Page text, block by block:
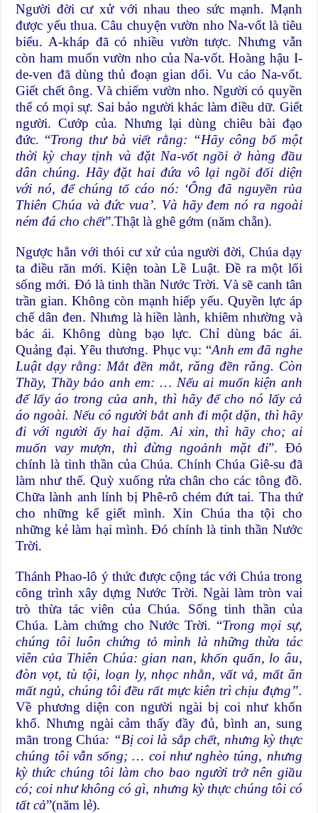
Người đời cư xử với nhau theo sức mạnh. Mạnh
được yếu thua. Câu chuyện vườn nho Na-vốt là tiêu
biểu. A-kháp đã có nhiều vườn tược. Nhưng vẫn
còn ham muốn vườn nho của Na-vốt. Hoàng hậu I-
de-ven đã dùng thủ đoạn gian dối. Vu cáo Na-vốt.
Giết chết ông. Và chiếm vườn nho. Người có quyền
thế có mọi sự. Sai bảo người khác làm điều dữ. Giết
người. Cướp của. Nhưng lại dùng chiêu bài đạo
đức. “Trong thư bà viết rằng: “Hãy công bố một
thời kỳ chay tịnh và đặt Na-vốt ngồi ở hàng đầu
dân chúng. Hãy đặt hai đứa vô lại ngồi đối diện
với nó, để chúng tố cáo nó: ‘Ông đã nguyền rủa
Thiên Chúa và đức vua’. Và hãy đem nó ra ngoài
ném đá cho chết”.Thật là ghê gớm (năm chẵn).
Ngược hẳn với thói cư xử của người đời, Chúa dạy
ta điều răn mới. Kiện toàn Lề Luật. Đề ra một lối
sống mới. Đó là tinh thần Nước Trời. Và sẽ canh tân
trần gian. Không còn mạnh hiếp yếu. Quyền lực áp
chế dân đen. Nhưng là hiền lành, khiêm nhường và
bác ái. Không dùng bạo lực. Chỉ dùng bác ái.
Quảng đại. Yêu thương. Phục vụ: “Anh em đã nghe
Luật dạy rằng: Mắt đền mắt, răng đền răng. Còn
Thầy, Thầy bảo anh em: … Nếu ai muốn kiện anh
để lấy áo trong của anh, thì hãy để cho nó lấy cả
áo ngoài. Nếu có người bắt anh đi một dặn, thì hãy
đi với người ấy hai dặm. Ai xin, thì hãy cho; ai
muốn vay mượn, thì đừng ngoảnh mặt đi”. Đó
chính là tinh thần của Chúa. Chính Chúa Giê-su đã
làm như thế. Quỳ xuống rửa chân cho các tông đồ.
Chữa lành anh lính bị Phê-rô chém đứt tai. Tha thứ
cho những kể giết mình. Xin Chúa tha tội cho
những kẻ làm hại mình. Đó chính là tinh thần Nước
Trời.
Thánh Phao-lô ý thức được cộng tác với Chúa trong
công trình xây dựng Nước Trời. Ngài làm tròn vai
trò thừa tác viên của Chúa. Sống tinh thần của
Chúa. Làm chứng cho Nước Trời. “Trong mọi sự,
chúng tôi luôn chứng tỏ mình là những thừa tác
viên của Thiên Chúa: gian nan, khốn quẩn, lo âu,
đòn vọt, tù tội, loạn ly, nhọc nhằn, vất vả, mất ăn
mất ngủ, chúng tôi đều rất mực kiên trì chịu đựng”.
Về phương diện con người ngài bị coi như khốn
khổ. Nhưng ngài cảm thấy đầy đủ, bình an, sung
mãn trong Chúa: “Bị coi là sắp chết, nhưng kỳ thực
chúng tôi vẫn sống; … coi như nghèo túng, nhưng
kỳ thức chúng tôi làm cho bao người trở nên giầu
có; coi như không có gì, nhưng kỳ thực chúng tôi có
tất cả”(năm lẻ).